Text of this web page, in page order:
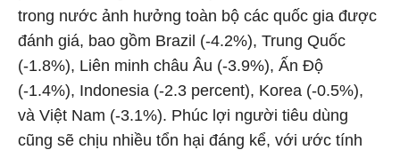
trong nước ảnh hưởng toàn bộ các quốc gia được
đánh giá, bao gồm Brazil (-4.2%), Trung Quốc
(-1.8%), Liên minh châu Âu (-3.9%), Ấn Độ
(-1.4%), Indonesia (-2.3 percent), Korea (-0.5%),
và Việt Nam (-3.1%). Phúc lợi người tiêu dùng
cũng sẽ chịu nhiều tổn hại đáng kể, với ước tính